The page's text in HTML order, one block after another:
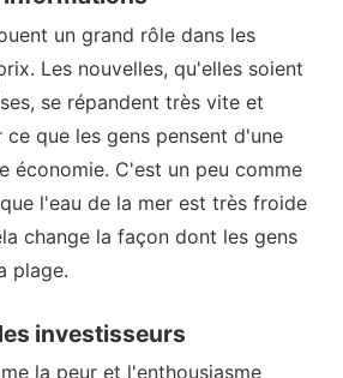
un grand rôle dans les
Les nouvelles, qu'elles soient
se répandent très vite et
que les gens pensent d'une
économie. C'est un peu comme
l'eau de la mer est très froide
change la façon dont les gens
plage.
investisseurs
la peur et l'enthousiasme